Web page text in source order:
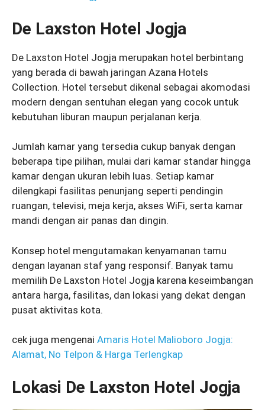
De Laxston Hotel Jogja
De Laxston Hotel Jogja merupakan hotel berbintang
yang berada di bawah jaringan Azana Hotels
Collection. Hotel tersebut dikenal sebagai akomodasi
modern dengan sentuhan elegan yang cocok untuk
kebutuhan liburan maupun perjalanan kerja.
Jumlah kamar yang tersedia cukup banyak dengan
beberapa tipe pilihan, mulai dari kamar standar hingga
kamar dengan ukuran lebih luas. Setiap kamar
dilengkapi fasilitas penunjang seperti pendingin
ruangan, televisi, meja kerja, akses WiFi, serta kamar
mandi dengan air panas dan dingin.
Konsep hotel mengutamakan kenyamanan tamu
dengan layanan staf yang responsif. Banyak tamu
memilih De Laxston Hotel Jogja karena keseimbangan
antara harga, fasilitas, dan lokasi yang dekat dengan
pusat aktivitas kota.
cek juga mengenai Amaris Hotel Malioboro Jogja:
Alamat, No Telpon & Harga Terlengkap
Lokasi De Laxston Hotel Jogja